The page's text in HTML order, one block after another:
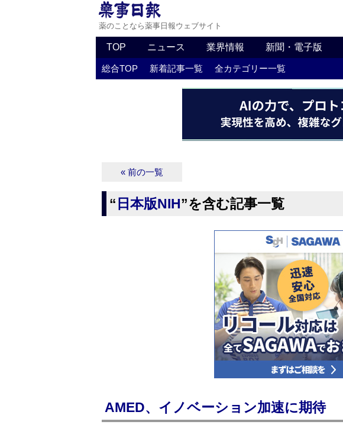
薬のことなら薬事日報ウェブサイト
TOP ニュース 業界情報 新聞・電子版
総合TOP 新着記事一覧 全カテゴリー一覧
« 前の一覧
“ 日本版NIH”を含む記事一覧
AMED、イノベーション加速に期待